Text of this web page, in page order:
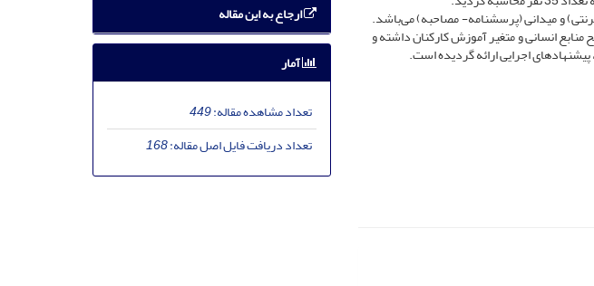
و میدانی (پرسشنامه- مصاحبه) می‌باشد.
انسانی و متغیر آموزش کارکنان داشته و
اجرایی ارائه گردیده است.
ارجاع به این مقاله
آمار
تعداد مشاهده مقاله:449
تعداد دریافت فایل اصل مقاله:168